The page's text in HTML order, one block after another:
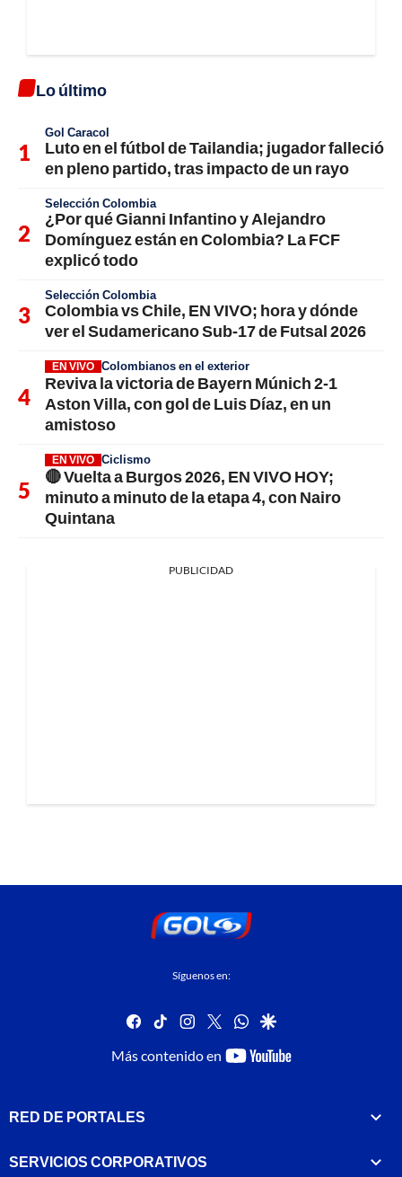
Lo último
Gol Caracol
Luto en el fútbol de Tailandia; jugador falleció
en pleno partido, tras impacto de un rayo
Selección Colombia
¿Por qué Gianni Infantino y Alejandro
Domínguez están en Colombia? La FCF
explicó todo
Selección Colombia
Colombia vs Chile, EN VIVO; hora y dónde
ver el Sudamericano Sub-17 de Futsal 2026
EN VIVO Colombianos en el exterior
Reviva la victoria de Bayern Múnich 2-1
Aston Villa, con gol de Luis Díaz, en un
amistoso
EN VIVO Ciclismo
🔴 Vuelta a Burgos 2026, EN VIVO HOY;
minuto a minuto de la etapa 4, con Nairo
Quintana
PUBLICIDAD
Síguenos en:
facebook
tiktok instagram
twitterwhatsapp
google
Más contenido en
youtube-
RED DE PORTALES
SERVICIOS CORPORATIVOS